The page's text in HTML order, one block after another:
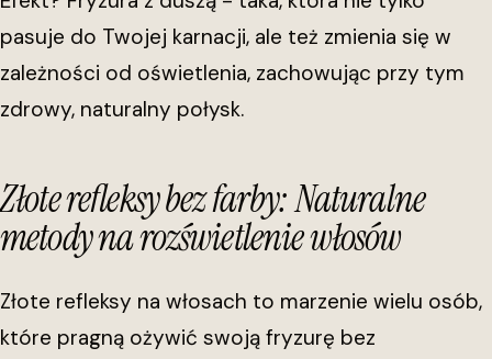
pasuje do Twojej karnacji, ale też zmienia się w
zależności od oświetlenia, zachowując przy tym
zdrowy, naturalny połysk.
Złote refleksy bez farby: Naturalne
metody na rozświetlenie włosów
Złote refleksy na włosach to marzenie wielu osób,
które pragną ożywić swoją fryzurę bez